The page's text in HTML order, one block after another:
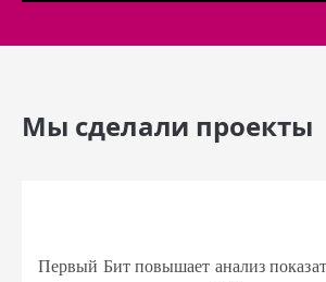
Мы сделали проекты
Первый Бит повышает анализ